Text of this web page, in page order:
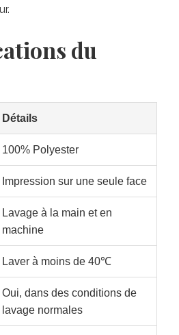
du
Détails
100% Polyester
Impression sur une seule face
Lavage à la main et en
machine
Laver à moins de 40℃
Oui, dans des conditions de
lavage normales